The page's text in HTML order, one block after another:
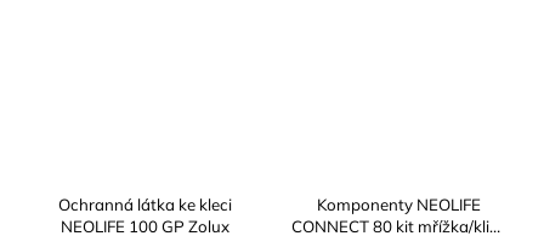
Ochranná látka ke kleci
NEOLIFE 100 GP Zolux
Komponenty NEOLIFE
CONNECT 80 kit mřížka/klipy